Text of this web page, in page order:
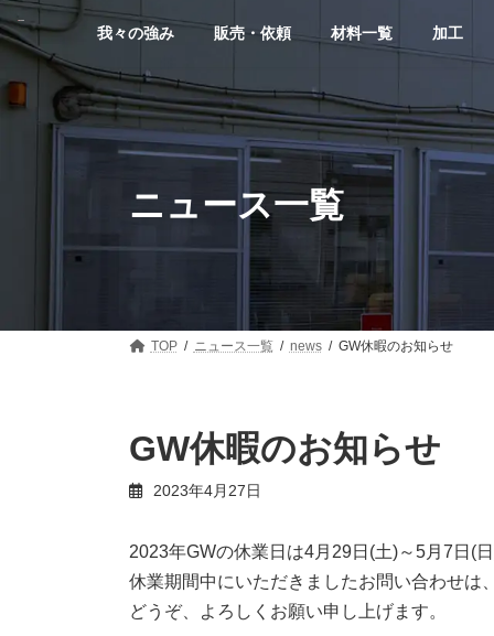
コ
ン
テ
ン
ツ
ナ
ビ
ゲ
ー
シ
我々の強み 販売・依頼 材料一覧 加工
ニュース一覧
TOP ニュース一覧 news GW休暇のお知らせ
GW休暇のお知らせ
2023年4月27日
2023年GWの休業日は4月29日(土)～5月7日(日
休業期間中にいただきましたお問い合わせは
どうぞ、よろしくお願い申し上げます。